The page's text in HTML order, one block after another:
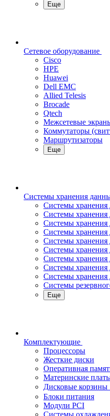
Еще
Сетевое оборудование
Cisco
HPE
Huawei
Dell EMC
Allied Telesis
Brocade
Qtech
Межсетевые
Коммутаторы
Маршрутизаторы
Еще
Системы хранения
Системы хранения
Системы
Системы
Cистемы
Системы
Системы
Системы
Системы хранения
Системы хранения
Системы
Еще
Комплектующие
Процессоры
Жесткие диски
Оперативная
Материнские
Дисковые корзины
Блоки питания
Модули PCI